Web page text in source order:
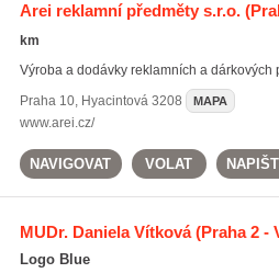
Arei reklamní předměty s.r.o.
km
Výroba a dodávky reklamních a dárkových
Praha 10, Hyacintová 3208 MAPA
www.arei.cz/
NAVIGOVAT VOLAT
MUDr. Daniela Vítková(Praha 2 -
Logo Blue